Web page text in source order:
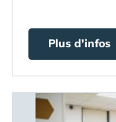
Plus d'infos